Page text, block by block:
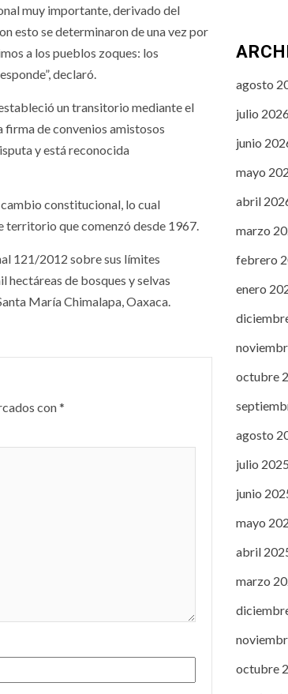
muy importante, derivado del
esto se determinaron de una vez por
a los pueblos zoques: los
declaró.
un transitorio mediante el
firma de convenios amistosos
y está reconocida
constitucional, lo cual
territorio que comenzó desde 1967.
121/2012 sobre sus límites
de bosques y selvas
María Chimalapa, Oaxaca.
con*
agosto
julio 2026
junio
mayo
abril
marzo
febrero
enero
octubre
agosto
julio 2025
junio
mayo
abril
marzo
octubre